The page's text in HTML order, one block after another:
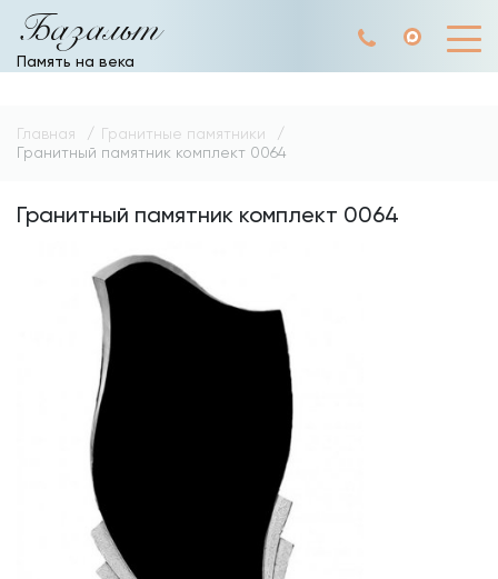
Базальт
Память на века
Главная
Гранитные памятники
Гранитный памятник комплект 0064
Гранитный памятник комплект 0064